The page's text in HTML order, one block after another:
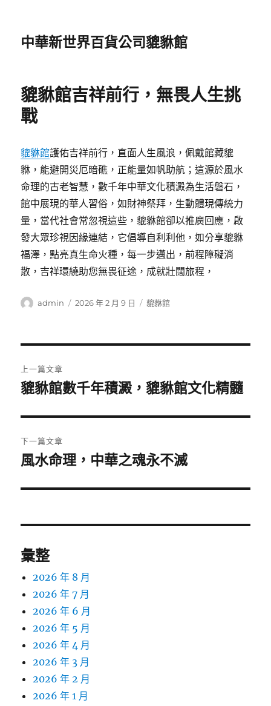
中華新世界百貨公司貔貅館
貔貅館吉祥前行，無畏人生挑
戰
貔貅館護佑吉祥前行，直面人生風浪，佩戴館藏貔
貅，能避開災厄暗礁，正能量如帆助航；這源於風水
命理的古老智慧，數千年中華文化積澱為生活磐石，
館中展現的華人習俗，如財神祭拜，生動體現傳統力
量，當代社會常忽視這些，貔貅館卻以推廣回應，啟
發大眾珍視因緣連結，它倡導自利利他，如分享貔貅
福澤，點亮真生命火種，每一步邁出，前程障礙消
散，吉祥環繞助您無畏征途，成就壯闊旅程，
作
admin
發
2026 年 2 月 9 日
分
貔貅館
章
覽
上一篇文章
上
篇
文
章:
貔貅館數千年積澱，貔貅館文化精髓
下一篇文章
下
篇
章:
風水命理，中華之魂永不滅
彙整
2026 年 8 月
2026 年 7 月
2026 年 6 月
2026 年 5 月
2026 年 4 月
2026 年 3 月
2026 年 2 月
2026 年 1 月